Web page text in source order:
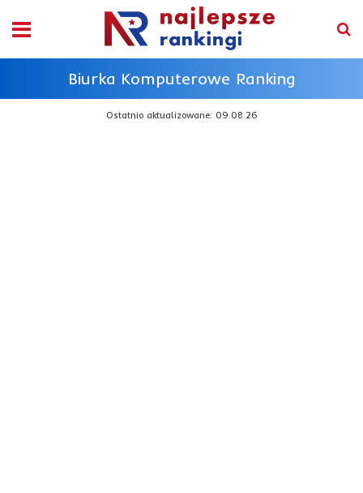
Biurka Komputerowe Ranking
Ostatnio aktualizowane: 09.08.26